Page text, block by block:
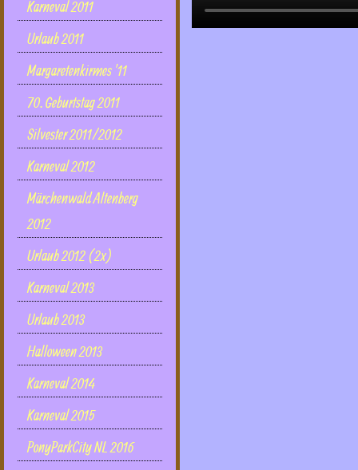
Karneval 2011
Urlaub 2011
Margaretenkirmes '11
70. Geburtstag 2011
Silvester 2011/2012
Karneval 2012
Märchenwald Altenberg
2012
Urlaub 2012 (2x)
Karneval 2013
Urlaub 2013
Halloween 2013
Karneval 2014
Karneval 2015
PonyParkCity NL 2016